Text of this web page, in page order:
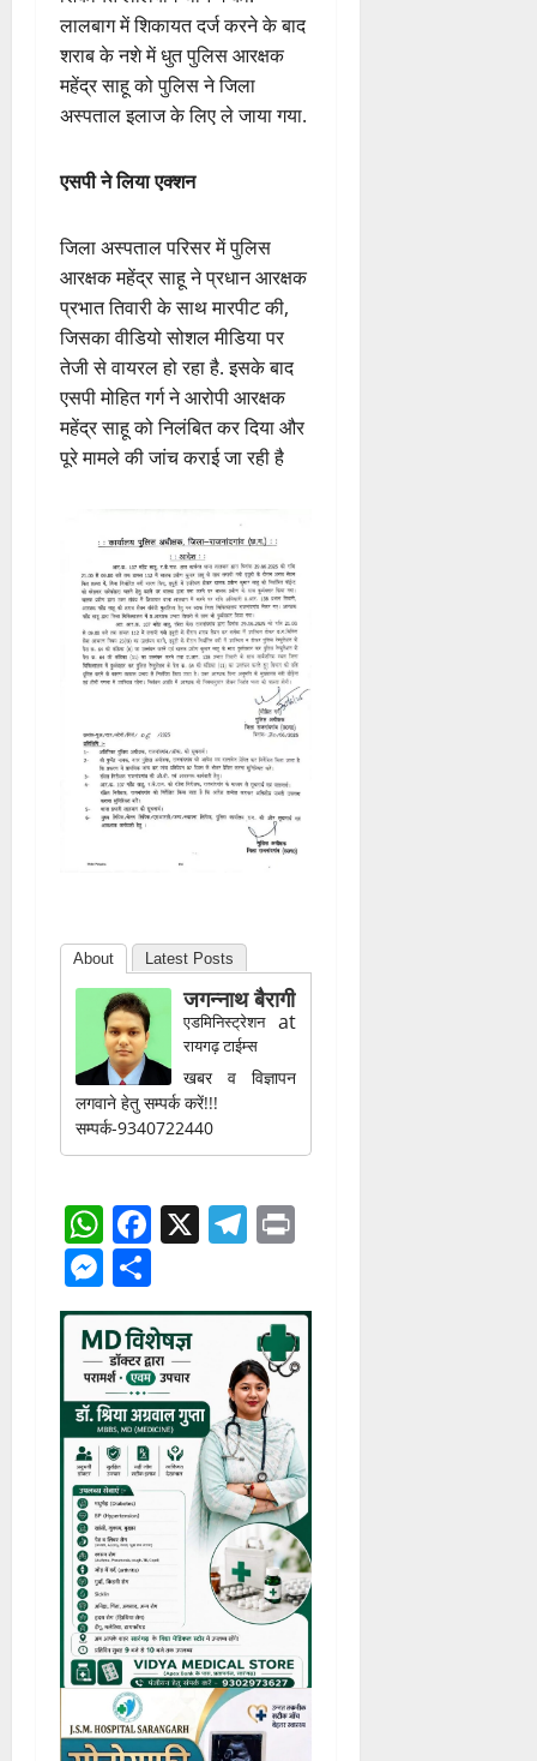
में पहुंचा था. डायल 112 के ड्राइवर
को संबंधित क्षेत्र से अन्य क्षेत्र में जाने
को कहा, जिसका चालक ने विरोध
किया. उसके बाद उसने चालक की
शिकायत लालबाग थाने में की.
शराब के नशे में धुत पुलिस आरक्षक
महेंद्र साहू को पुलिस ने जिला
अस्पताल इलाज के लिए ले जाया गया.
एसपी ने लिया एक्शन
जिला अस्पताल परिसर में पुलिस
आरक्षक महेंद्र साहू ने प्रधान आरक्षक
जिसका वीडियो सोशल मीडिया पर
तेजी से वायरल हो रहा है. इसके बाद
एसपी मोहित गर्ग ने आरोपी आरक्षक
महेंद्र साहू को निलंबित कर दिया और
पूरे मामले की जांच कराई जा रही है
एडमिनिस्ट्रेशनat
रायगढ़ टाईम्स
लगवाने हेतु सम्पर्क करें!!!
सम्पर्क-9340722440
WhatsApp
Facebook
X Telegram
Messenger
Share